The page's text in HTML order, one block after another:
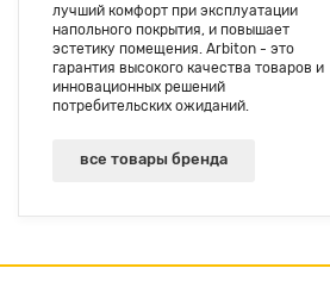
лучший комфорт при эксплуатации
напольного покрытия, и повышает
эстетику помещения. Arbiton - это
гарантия высокого качества товаров и
инновационных решений
потребительских ожиданий.
все товары бренда